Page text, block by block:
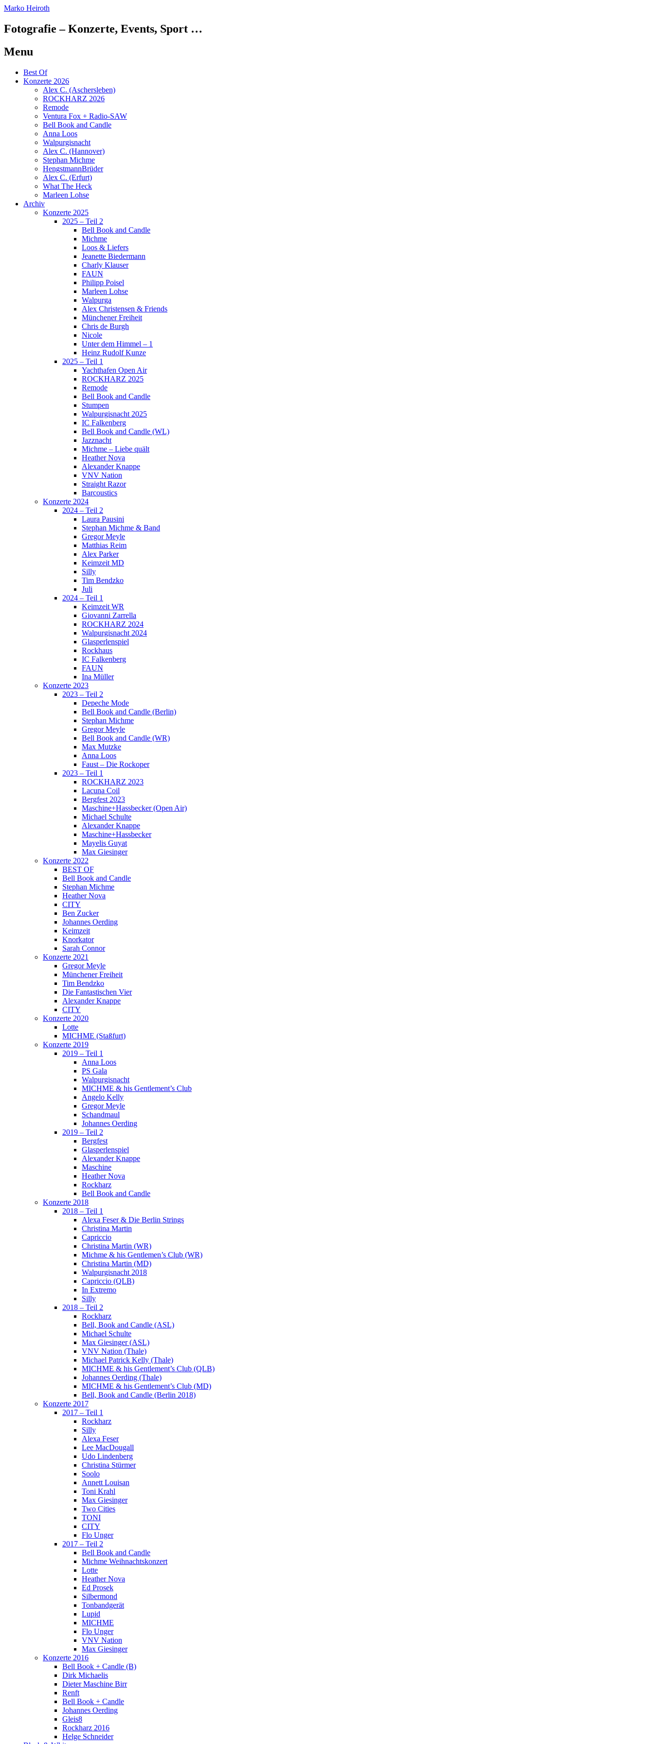
Marko Heiroth
Fotografie – Konzerte, Events, Sport …
Menu
Skip
Best Of
Konzerte 2026
Alex C. (Aschersleben)
ROCKHARZ 2026
Remode
Ventura Fox + Radio-SAW
Bell Book and Candle
Anna Loos
Walpurgisnacht
Alex C. (Hannover)
Stephan Michme
HengstmannBrüder
Alex C. (Erfurt)
What The Heck
Marleen Lohse
Archiv
Konzerte 2025
2025 – Teil 2
Bell Book and Candle
Michme
Loos & Liefers
Jeanette Biedermann
Charly Klauser
FAUN
Philipp Poisel
Marleen Lohse
Walpurga
Alex Christensen & Friends
Münchener Freiheit
Chris de Burgh
Nicole
Unter dem Himmel – 1
Heinz Rudolf Kunze
2025 – Teil 1
Yachthafen Open Air
ROCKHARZ 2025
Remode
Bell Book and Candle
Stumpen
Walpurgisnacht 2025
IC Falkenberg
Bell Book and Candle (WL)
Jazznacht
Michme – Liebe quält
Heather Nova
Alexander Knappe
VNV Nation
Straight Razor
Barcoustics
Konzerte 2024
2024 – Teil 2
Laura Pausini
Stephan Michme & Band
Gregor Meyle
Matthias Reim
Alex Parker
Keimzeit MD
Silly
Tim Bendzko
Juli
2024 – Teil 1
Keimzeit WR
Giovanni Zarrella
ROCKHARZ 2024
Walpurgisnacht 2024
Glasperlenspiel
Rockhaus
IC Falkenberg
FAUN
Ina Müller
Konzerte 2023
2023 – Teil 2
Depeche Mode
Bell Book and Candle (Berlin)
Stephan Michme
Gregor Meyle
Bell Book and Candle (WR)
Max Mutzke
Anna Loos
Faust – Die Rockoper
2023 – Teil 1
ROCKHARZ 2023
Lacuna Coil
Bergfest 2023
Maschine+Hassbecker (Open Air)
Michael Schulte
Alexander Knappe
Maschine+Hassbecker
Mayelis Guyat
Max Giesinger
Konzerte 2022
BEST OF
Bell Book and Candle
Stephan Michme
Heather Nova
CITY
Ben Zucker
Johannes Oerding
Keimzeit
Knorkator
Sarah Connor
Konzerte 2021
Gregor Meyle
Münchener Freiheit
Tim Bendzko
Die Fantastischen Vier
Alexander Knappe
CITY
Konzerte 2020
Lotte
MICHME (Staßfurt)
Konzerte 2019
2019 – Teil 1
Anna Loos
PS Gala
Walpurgisnacht
MICHME & his Gentlement’s Club
Angelo Kelly
Gregor Meyle
Schandmaul
Johannes Oerding
2019 – Teil 2
Bergfest
Glasperlenspiel
Alexander Knappe
Maschine
Heather Nova
Rockharz
Bell Book and Candle
Konzerte 2018
2018 – Teil 1
Alexa Feser & Die Berlin Strings
Christina Martin
Capriccio
Christina Martin (WR)
Michme & his Gentlemen’s Club (WR)
Christina Martin (MD)
Walpurgisnacht 2018
Capriccio (QLB)
In Extremo
Silly
2018 – Teil 2
Rockharz
Bell, Book and Candle (ASL)
Michael Schulte
Max Giesinger (ASL)
VNV Nation (Thale)
Michael Patrick Kelly (Thale)
MICHME & his Gentlement’s Club (QLB)
Johannes Oerding (Thale)
MICHME & his Gentlement’s Club (MD)
Bell, Book and Candle (Berlin 2018)
Konzerte 2017
2017 – Teil 1
Rockharz
Silly
Alexa Feser
Lee MacDougall
Udo Lindenberg
Christina Stürmer
Soolo
Annett Louisan
Toni Krahl
Max Giesinger
Two Cities
TONI
CITY
Flo Unger
2017 – Teil 2
Bell Book and Candle
Michme Weihnachtskonzert
Lotte
Heather Nova
Ed Prosek
Silbermond
Tonbandgerät
Lupid
MICHME
Flo Unger
VNV Nation
Max Giesinger
Konzerte 2016
Bell Book + Candle (B)
Dirk Michaelis
Dieter Maschine Birr
Renft
Bell Book + Candle
Johannes Oerding
Gleis8
Rockharz 2016
Helge Schneider